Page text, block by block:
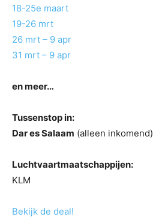
18-25e maart
19-26 mrt
26 mrt – 9 apr
31 mrt – 9 apr
en meer…
Tussenstop in:
Dar es Salaam (alleen inkomend)
Luchtvaartmaatschappijen:
KLM
Bekijk de deal!